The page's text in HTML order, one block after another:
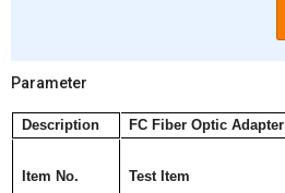
Parameter
Description FC Fiber Optic Adapter
Item No. Test Item